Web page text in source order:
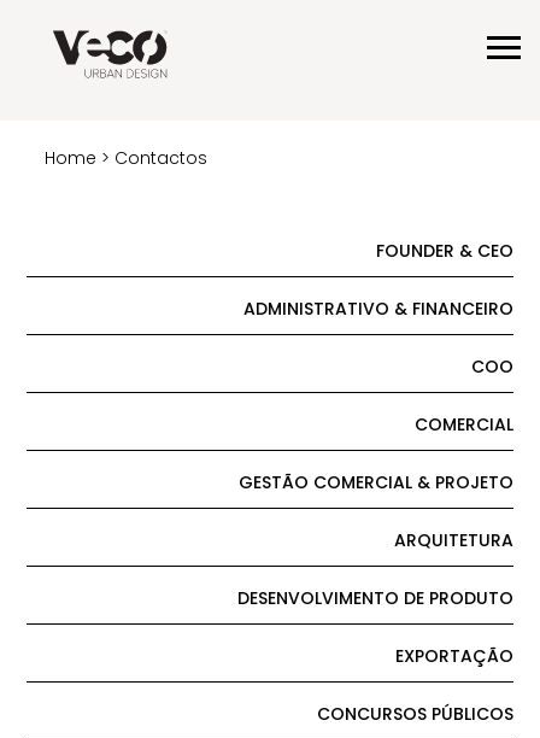
Home > Contactos
FOUNDER & CEO
ADMINISTRATIVO & FINANCEIRO
COO
COMERCIAL
GESTÃO COMERCIAL & PROJETO
ARQUITETURA
DESENVOLVIMENTO DE PRODUTO
EXPORTAÇÃO
CONCURSOS PÚBLICOS